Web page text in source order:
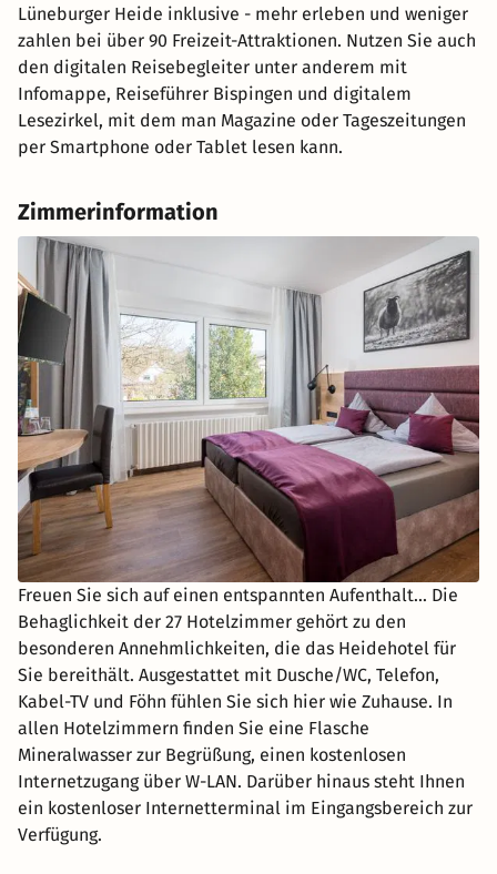
Lüneburger Heide inklusive - mehr erleben und weniger
zahlen bei über 90 Freizeit-Attraktionen. Nutzen Sie auch
den digitalen Reisebegleiter unter anderem mit
Infomappe, Reiseführer Bispingen und digitalem
Lesezirkel, mit dem man Magazine oder Tageszeitungen
per Smartphone oder Tablet lesen kann.
Zimmerinformation
Freuen Sie sich auf einen entspannten Aufenthalt... Die
Behaglichkeit der 27 Hotelzimmer gehört zu den
besonderen Annehmlichkeiten, die das Heidehotel für
Sie bereithält. Ausgestattet mit Dusche/WC, Telefon,
Kabel-TV und Föhn fühlen Sie sich hier wie Zuhause. In
allen Hotelzimmern finden Sie eine Flasche
Mineralwasser zur Begrüßung, einen kostenlosen
Internetzugang über W-LAN. Darüber hinaus steht Ihnen
ein kostenloser Internetterminal im Eingangsbereich zur
Verfügung.